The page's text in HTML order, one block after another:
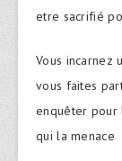
etre sacrifié
Vous incarnez
vous faites
enquêter pour
qui la menace